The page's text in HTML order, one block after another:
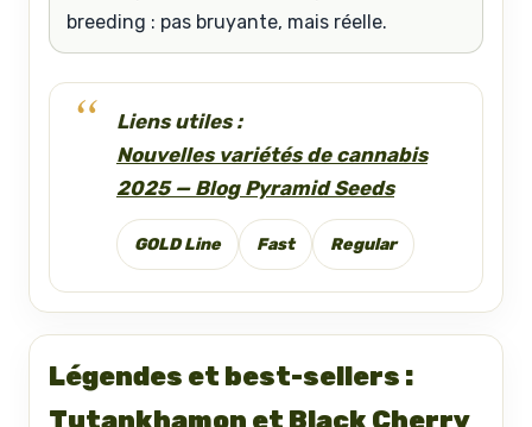
breeding : pas bruyante, mais réelle.
Liens utiles :
Nouvelles variétés de cannabis
2025 — Blog Pyramid Seeds
GOLD Line Fast Regular
Légendes et best-sellers :
Tutankhamon et Black Cherry